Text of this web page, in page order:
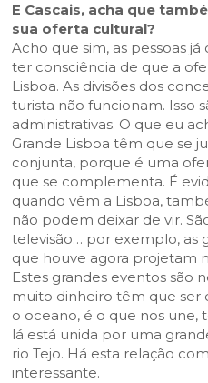
E Cascais, acha que
sua oferta cultural?
Acho que sim, as pessoas
ter consciência de que a
Lisboa. As divisões dos
turista não funcionam. Isso
administrativas. O que eu
Grande Lisboa têm que se
conjunta, porque é uma
que se complementa. É
quando vêm a Lisboa,
não podem deixar de vir.
televisão… por exemplo, as
que houve agora projetam
Estes grandes eventos são
muito dinheiro têm que ser
o oceano, é o que nos une,
lá está unida por uma
rio Tejo. Há esta relação
interessante.